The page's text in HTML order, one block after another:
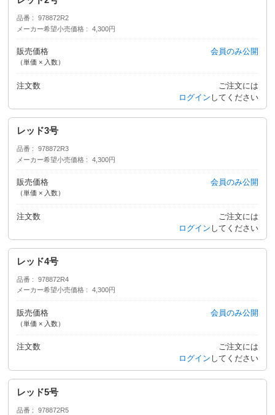
品番
978872R2
メーカー希望小売価格
4,300円
販売価格
（単価 × 入数）
会員のみ公開
注文数
ご注文には
ログイン してください
レッド3号
品番
978872R3
メーカー希望小売価格
4,300円
販売価格
（単価 × 入数）
会員のみ公開
注文数
ご注文には
ログイン してください
レッド4号
品番
978872R4
メーカー希望小売価格
4,300円
販売価格
（単価 × 入数）
会員のみ公開
注文数
ご注文には
ログイン してください
レッド5号
品番 978872R5